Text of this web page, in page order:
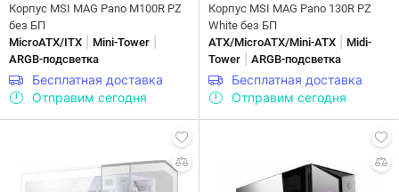
Корпус MSI MAG Pano M100R PZ
без БП
MicroATX/ITX
Mini-Tower
ARGB-подсветка
Бесплатная доставка
Отправим сегодня
Корпус MSI MAG Pano 130R PZ
White без БП
ATX/MicroATX/Mini-ATX
Midi-
Tower
ARGB-подсветка
Бесплатная доставка
Отправим сегодня